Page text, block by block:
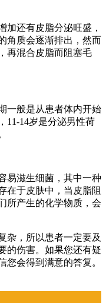
加还有皮脂分泌旺盛，
角质会逐渐排出，然而
再混合皮脂而阻塞毛
一般是从患者体内开始
11-14岁是分泌男性荷
易滋生细菌，其中一种
在于皮肤中，当皮脂阻
所产生的化学物质，会
杂，所以患者一定要及
的伤害。如果您还有疑
您会得到满意的答复。